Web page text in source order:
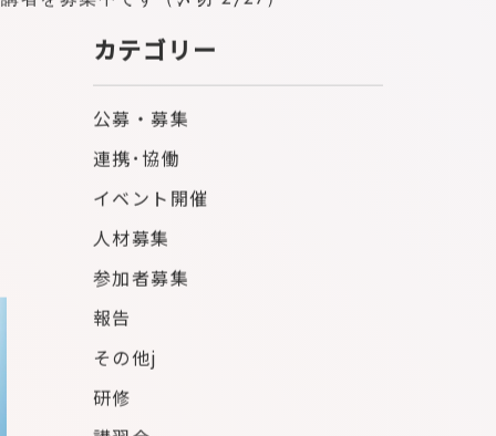
者を募集中です（〆切 2/27）
カテゴリー
公募・募集
連携･協働
イベント開催
人材募集
参加者募集
報告
その他j
研修